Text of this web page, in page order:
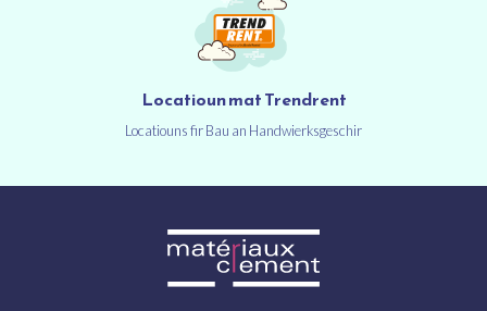
Locatioun mat Trendrent
Locatiouns fir Bau an Handwierksgeschir